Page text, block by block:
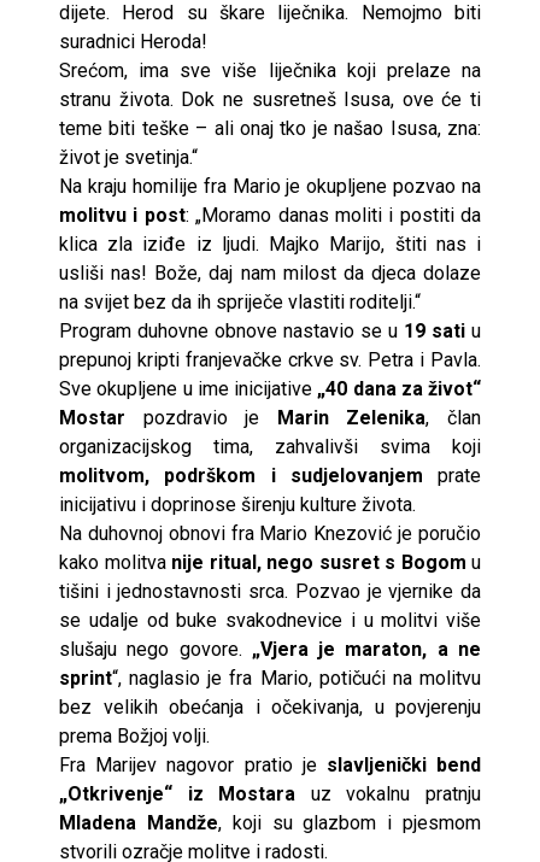
dijete. Herod su škare liječnika. Nemojmo biti
suradnici Heroda!
Srećom, ima sve više liječnika koji prelaze na
stranu života. Dok ne susretneš Isusa, ove će ti
teme biti teške – ali onaj tko je našao Isusa, zna:
život je svetinja.“
Na kraju homilije fra Mario je okupljene pozvao na
molitvu i post: „Moramo danas moliti i postiti da
klica zla iziđe iz ljudi. Majko Marijo, štiti nas i
usliši nas! Bože, daj nam milost da djeca dolaze
na svijet bez da ih spriječe vlastiti roditelji.“
Program duhovne obnove nastavio se u 19 sati u
prepunoj kripti franjevačke crkve sv. Petra i Pavla.
Sve okupljene u ime inicijative „40 dana za život“
Mostar pozdravio je Marin Zelenika, član
organizacijskog tima, zahvalivši svima koji
molitvom, podrškom i sudjelovanjem prate
inicijativu i doprinose širenju kulture života.
Na duhovnoj obnovi fra Mario Knezović je poručio
kako molitva nije ritual, nego susret s Bogom u
tišini i jednostavnosti srca. Pozvao je vjernike da
se udalje od buke svakodnevice i u molitvi više
slušaju nego govore. „Vjera je maraton, a ne
sprint“, naglasio je fra Mario, potičući na molitvu
bez velikih obećanja i očekivanja, u povjerenju
prema Božjoj volji.
Fra Marijev nagovor pratio je slavljenički bend
„Otkrivenje“ iz Mostara uz vokalnu pratnju
Mladena Mandže, koji su glazbom i pjesmom
stvorili ozračje molitve i radosti.